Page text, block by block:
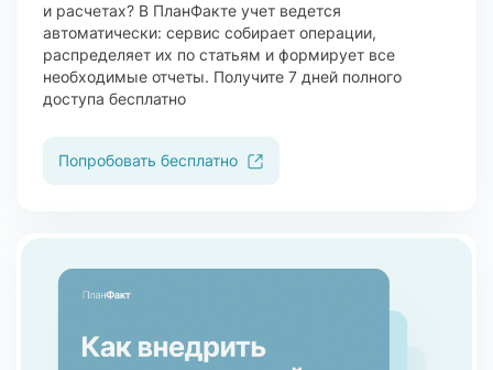
и расчетах? В ПланФакте учет ведется
автоматически: сервис собирает операции,
распределяет их по статьям и формирует все
необходимые отчеты. Получите 7 дней полного
доступа бесплатно
Попробовать бесплатно